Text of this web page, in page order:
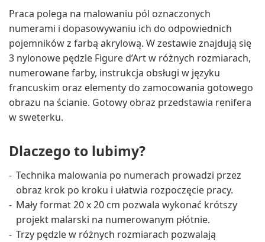
Praca polega na malowaniu pól oznaczonych
numerami i dopasowywaniu ich do odpowiednich
pojemników z farbą akrylową. W zestawie znajdują się
3 nylonowe pędzle Figure d’Art w różnych rozmiarach,
numerowane farby, instrukcja obsługi w języku
francuskim oraz elementy do zamocowania gotowego
obrazu na ścianie. Gotowy obraz przedstawia renifera
w sweterku.
Dlaczego to lubimy?
Technika malowania po numerach prowadzi przez
obraz krok po kroku i ułatwia rozpoczęcie pracy.
Mały format 20 x 20 cm pozwala wykonać krótszy
projekt malarski na numerowanym płótnie.
Trzy pędzle w różnych rozmiarach pozwalają